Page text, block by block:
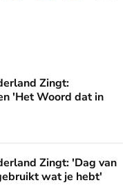
deel 2' en
Zingt:
'Het Woord dat in
van de liefde' en
Zingt: 'Dag van
wat je hebt'